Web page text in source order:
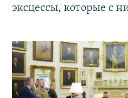
эксцессы, которые с